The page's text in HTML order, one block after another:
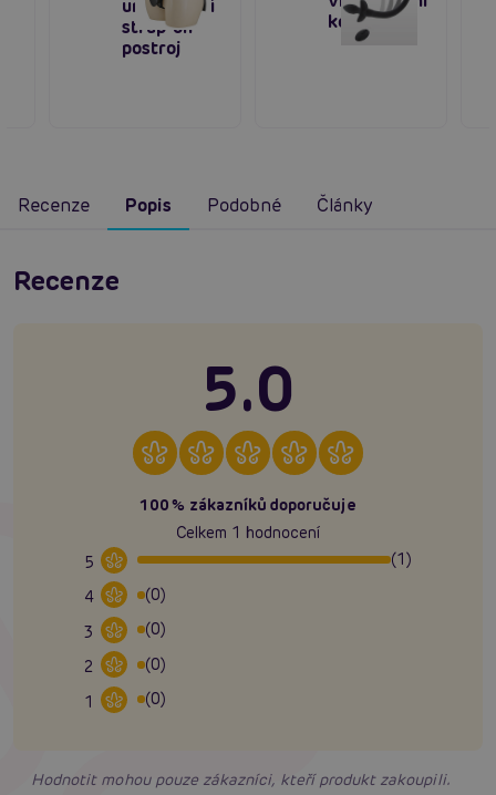
univerzální
strap-on
postroj
kolík
Recenze Popis Podobné Články
Recenze
5.0
100% zákazníků doporučuje
Celkem 1 hodnocení
5
(1)
4
(0)
3
(0)
2
(0)
1
(0)
Hodnotit mohou pouze zákazníci, kteří produkt zakoupili.